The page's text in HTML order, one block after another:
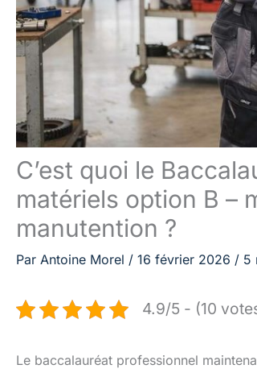
C’est quoi le
matériels option B –
manutention ?
Par Antoine Morel / 16 février 2026 / 5
4.9/5 - (10
Le baccalauréat professionnel